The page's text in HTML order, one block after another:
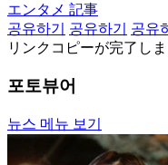
エンタメ 記事
공유하기
공유하기 공유
リンクコピーが完了しま
포토뷰어
뉴스 메뉴 보기